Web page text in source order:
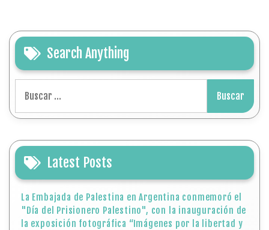
Search Anything
Latest Posts
La Embajada de Palestina en Argentina conmemoró el
"Día del Prisionero Palestino", con la inauguración de
la exposición fotográfica “Imágenes por la libertad y